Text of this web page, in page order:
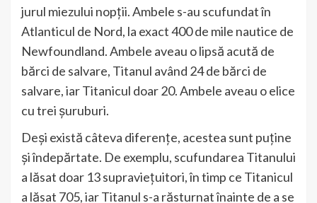
jurul miezului nopții. Ambele s-au scufundat în
Atlanticul de Nord, la exact 400 de mile nautice de
Newfoundland. Ambele aveau o lipsă acută de
bărci de salvare, Titanul având 24 de bărci de
salvare, iar Titanicul doar 20. Ambele aveau o elice
cu trei șuruburi.
Deși există câteva diferențe, acestea sunt puține
și îndepărtate. De exemplu, scufundarea Titanului
a lăsat doar 13 supraviețuitori, în timp ce Titanicul
a lăsat 705, iar Titanul s-a răsturnat înainte de a se